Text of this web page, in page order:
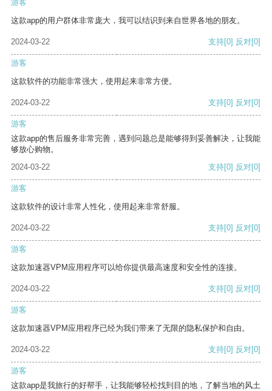
游客
这款app的用户群体非常庞大，我可以结识到来自世界各地的朋友。
2024-03-22 支持[0] 反对[0]
游客
这款软件的功能非常强大，使用起来非常方便。
2024-03-22 支持[0] 反对[0]
游客
这款app的售后服务非常完善，遇到问题总是能够得到妥善解决，让我能
够放心购物。
2024-03-22
支持[0] 反对[0]
游客
这款软件的设计非常人性化，使用起来非常舒服。
2024-03-22 支持[0] 反对[0]
游客
这款加速器VPM应用程序可以给你提供最高速度和安全性的连接。
2024-03-22 支持[0] 反对[0]
游客
这款加速器VPM应用程序已经为我们带来了无限的隐私保护和自由。
2024-03-22 支持[0] 反对[0]
游客
这款app是我旅行的好帮手，让我能够轻松找到目的地，了解当地的风土